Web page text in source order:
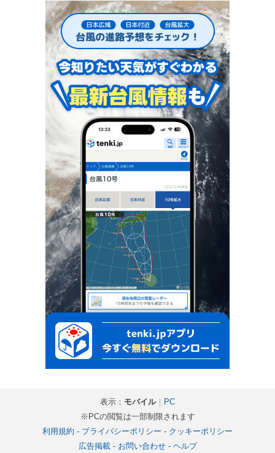
表示： モバイル｜ PC
※PCの閲覧は一部制限されます
利用規約 - プライバシーポリシー - クッキーポリシー
広告掲載- お問い合わせ- ヘルプ